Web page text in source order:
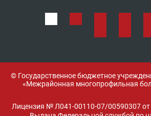
© Государственное бюджетное
«Межрайонная многопрофильная
Лицензия № Л041-00110-07/00590307 от